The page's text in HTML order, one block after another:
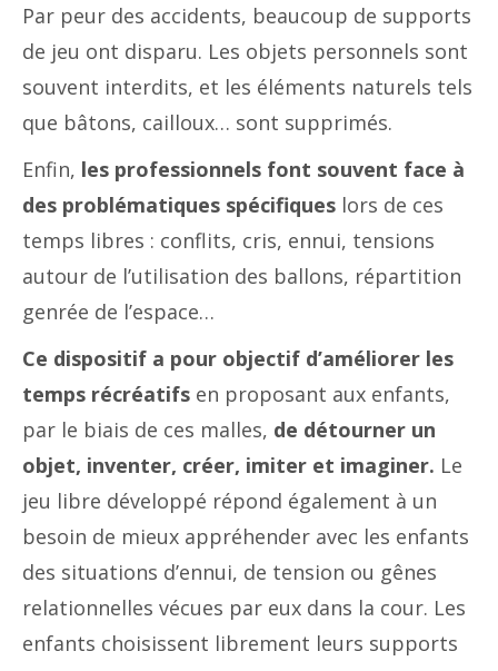
Par peur des accidents, beaucoup de supports
de jeu ont disparu. Les objets personnels sont
souvent interdits, et les éléments naturels tels
que bâtons, cailloux… sont supprimés.
Enfin, les professionnels font souvent face à
des problématiques spécifiques lors de ces
temps libres : conflits, cris, ennui, tensions
autour de l’utilisation des ballons, répartition
genrée de l’espace…
Ce dispositif a pour objectif d’améliorer les
temps récréatifs en proposant aux enfants,
par le biais de ces malles, de détourner un
objet, inventer, créer, imiter et imaginer. Le
jeu libre développé répond également à un
besoin de mieux appréhender avec les enfants
des situations d’ennui, de tension ou gênes
relationnelles vécues par eux dans la cour. Les
enfants choisissent librement leurs supports